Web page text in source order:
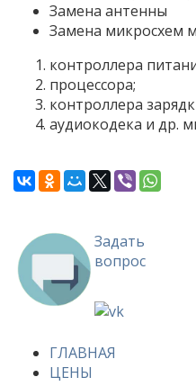
Замена антенны
Замена микросхем
контроллера
процессора;
контроллера
аудиокодека и др.
Задать
вопрос
ГЛАВНАЯ
ЦЕНЫ